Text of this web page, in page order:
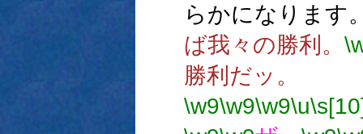
らかになります
ば我々の勝利。
勝利だッ。
\w9\w9\w9\u